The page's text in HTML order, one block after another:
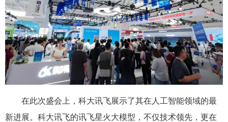
在此次盛会上，科大讯飞展示了其在人工智能领域的最
新进展。科大讯飞的讯飞星火大模型，不仅技术领先，更在